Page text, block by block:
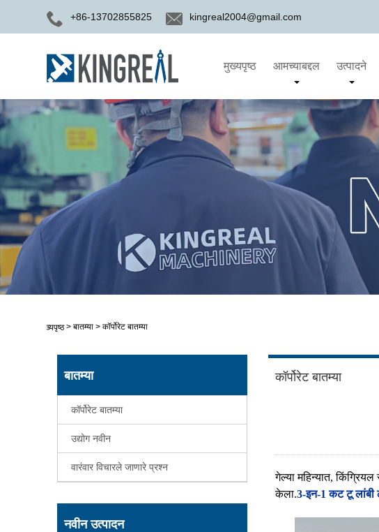
+86-13702855825 kingreal2004@gmail.com
मुख्यपृष्ठ आमच्याबद्दल उत्पादने
मुख्यपृष्ठ > बातम्या > कॉर्पोरेट बातम्या
बातम्या
कॉर्पोरेट बातम्या
उद्योग नवीन
वारंवार विचारले जाणारे प्रश्न
नवीन उत्पादन
कॉर्पोरेट बातम्या
गेल्या महिन्यात, किंग्रियल
केला.3-इन-1 कट टू लांबी